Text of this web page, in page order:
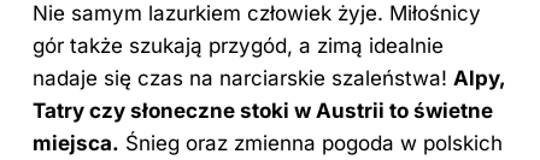
Nie samym lazurkiem człowiek żyje. Miłośnicy
gór także szukają przygód, a zimą idealnie
nadaje się czas na narciarskie szaleństwa! Alpy,
Tatry czy słoneczne stoki w Austrii to świetne
miejsca. Śnieg oraz zmienna pogoda w polskich